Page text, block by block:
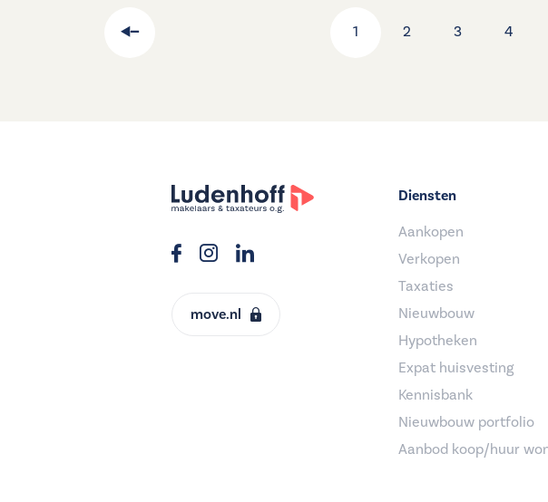
1 2 3 4
move.nl
Diensten
Aankopen
Verkopen
Taxaties
Nieuwbouw
Hypotheken
Expat huisvesting
Kennisbank
Nieuwbouw portfolio
Aanbod koop/huur